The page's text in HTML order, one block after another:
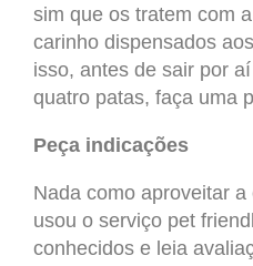
sim que os tratem com
carinho dispensados
isso, antes de sair por
quatro patas, faça uma
Peça indicações
Nada como aproveitar
usou o serviço pet
conhecidos e leia